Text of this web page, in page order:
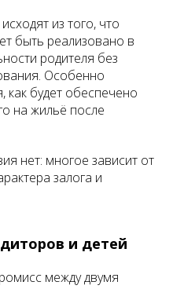
из того, что
быть реализовано в
родителя без
Особенно
как будет обеспечено
на жильё после
нет: многое зависит от
залога и
и детей
между двумя